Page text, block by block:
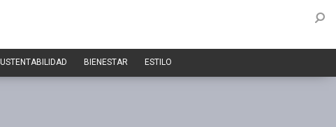
BIENESTAR ESTILO